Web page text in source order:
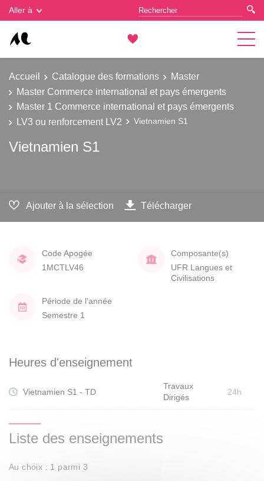
Aller à
Accueil Catalogue des formations
Master
Master Commerce international et pays émergents
Master 1 Commerce international et pays émergents
LV3 ou renforcement LV2
Vietnamien S1
Vietnamien S1
Ajouter à la sélection Télécharger
Code Apogée
1MCTLV46
Composante(s)
UFR Langues et
Civilisations
Période de l'année
Semestre 1
Heures d'enseignement
Vietnamien S1 - TD
Travaux
Dirigés
24h
Liste des enseignements
Au choix : 1 parmi 3
Gestion des cookies